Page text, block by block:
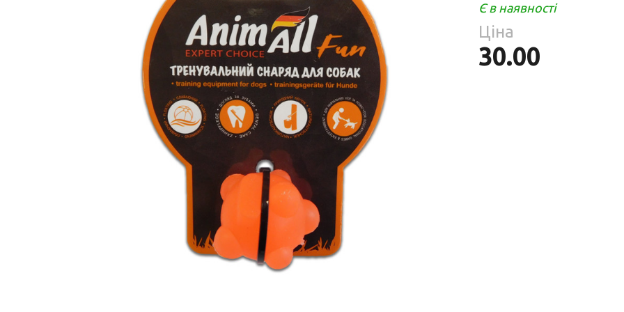
Слабоалкогольні
Крупи
Соуси
Консервація
Східна кухня
Снеки та закуски
Харчові
інгредієнти
Рослинна олія
Борошно та
висівки
Подарункові
набори
Є в наявності
Ціна
30.00